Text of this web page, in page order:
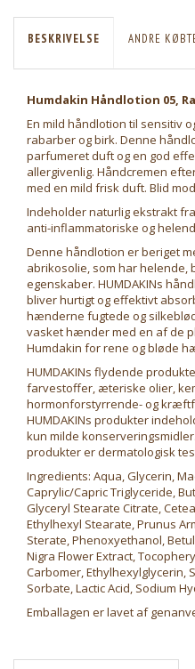
BESKRIVELSE ANDRE
Humdakin Håndlotion 05,
En mild håndlotion til sensitiv
rabarber og birk. Denne
parfumeret duft og en god
allergivenlig. Håndcremen
med en mild frisk duft. Blid
Indeholder naturlig ekstrakt
anti-inflammatoriske og
Denne håndlotion er beriget
abrikosolie, som har helende,
egenskaber. HUMDAKINs
bliver hurtigt og effektivt
hænderne fugtede og
vasket hænder med en af de
Humdakin for rene og bløde
HUMDAKINs flydende
farvestoffer, æteriske olier,
hormonforstyrrende- og
HUMDAKINs produkter
kun milde
produkter er dermatologisk
Ingredients: Aqua, Glycerin,
Caprylic/Capric Triglyceride,
Glyceryl Stearate Citrate,
Ethylhexyl Stearate, Prunus
Sterate, Phenoxyethanol,
Nigra Flower Extract,
Carbomer, Ethylhexylglycerin,
Sorbate, Lactic Acid, Sodium
Emballagen er lavet af